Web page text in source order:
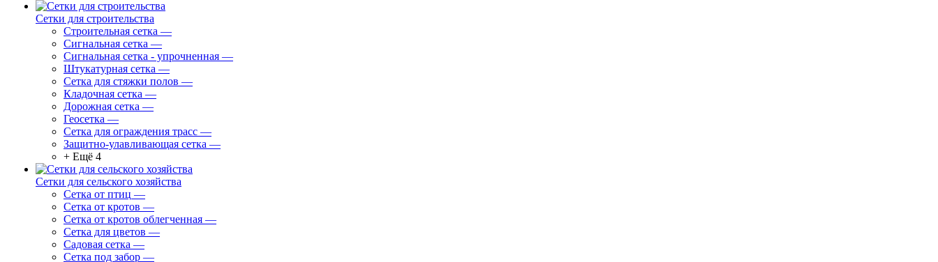
Сетки для строительства
Строительная сетка —
Сигнальная сетка —
Сигнальная сетка - упрочненная —
Штукатурная сетка —
Сетка для стяжки полов —
Кладочная сетка —
Дорожная сетка —
Геосетка —
Сетка для ограждения трасс —
Защитно-улавливающая сетка —
+ Ещё 4
Сетки для сельского хозяйства
Сетка от птиц —
Сетка от кротов —
Сетка от кротов облегченная —
Сетка для цветов —
Садовая сетка —
Сетка под забор —